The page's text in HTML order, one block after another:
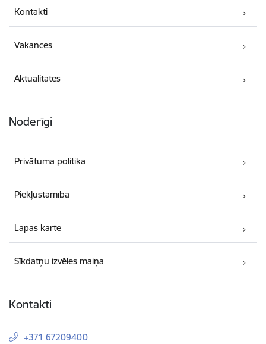
Kontakti
Vakances
Aktualitātes
Noderīgi
Privātuma politika
Piekļūstamība
Lapas karte
Sīkdatņu izvēles maiņa
Kontakti
+371 67209400